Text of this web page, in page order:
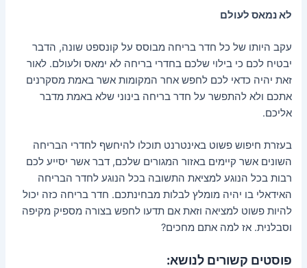
לא נמאס לעולם
עקב היותו של כל חדר בריחה מבוסס על קונספט שונה, הדבר
יבטיח לכם כי בילוי שלכם בחדרי בריחה לא ימאס ולעולם. לאור
זאת יהיה כדאי לכם לחפש אחר המקומות אשר באמת מסקרנים
אתכם ולא להתפשר על חדר בריחה בינוני שלא באמת מדבר
אליכם.
בעזרת חיפוש פשוט באינטרנט תוכלו להיחשף לחדרי הבריחה
השונים אשר קיימים באזור המגורים שלכם, דבר אשר יסייע לכם
רבות בכל הנוגע למציאת התשובה בכל הנוגע לחדר הבריחה
האידאלי בו יהיה מומלץ לבלות מבחינתכם. חדר בריחה כזה יכול
להיות פשוט למציאה וזאת אם תדעו לחפש בצורה מספיק מקיפה
וסבלנית. אז למה אתם מחכים?
פוסטים קשורים לנושא: